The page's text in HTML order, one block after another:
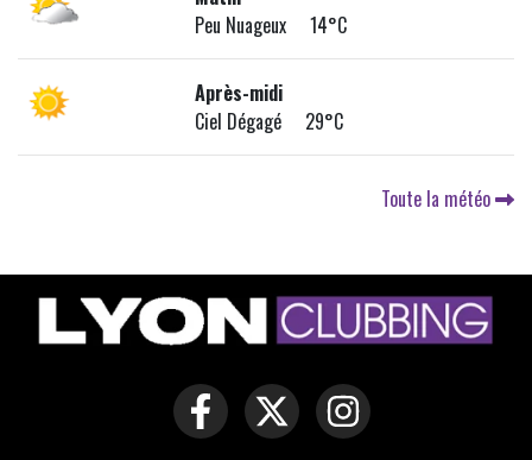
Peu Nuageux 14°C
Après-midi
Ciel Dégagé 29°C
Toute la météo